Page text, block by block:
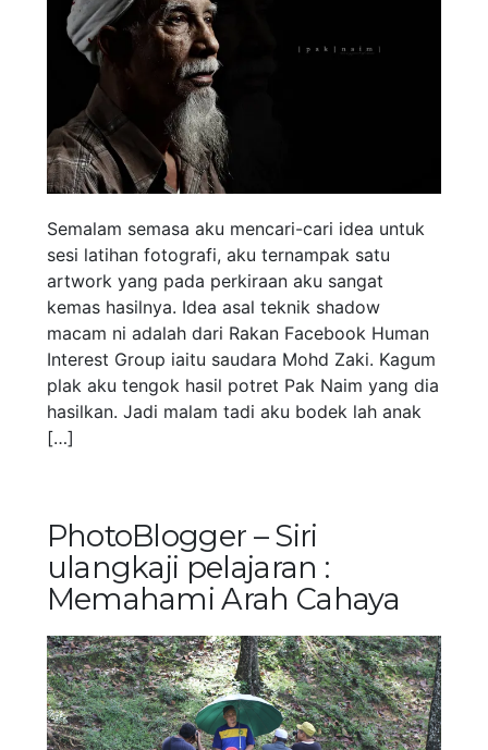
Semalam semasa aku mencari-cari idea untuk
sesi latihan fotografi, aku ternampak satu
artwork yang pada perkiraan aku sangat
kemas hasilnya. Idea asal teknik shadow
macam ni adalah dari Rakan Facebook Human
Interest Group iaitu saudara Mohd Zaki. Kagum
plak aku tengok hasil potret Pak Naim yang dia
hasilkan. Jadi malam tadi aku bodek lah anak
[…]
PhotoBlogger – Siri
ulangkaji pelajaran :
Memahami Arah Cahaya